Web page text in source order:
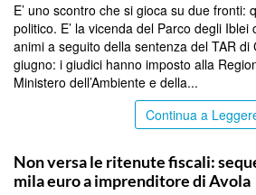
E’ uno scontro che si gioca su due fronti:
politico. E’ la vicenda del Parco degli Iblei
animi a seguito della sentenza del TAR di
giugno: i giudici hanno imposto alla
Ministero dell’Ambiente e della...
Continua a
Non versa le ritenute fiscali:
mila euro a imprenditore di Avola